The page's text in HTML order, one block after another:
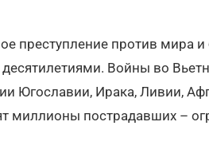
преступление против мира
Войны во
Югославии, Ирака, Ливии,
миллионы пострадавших –